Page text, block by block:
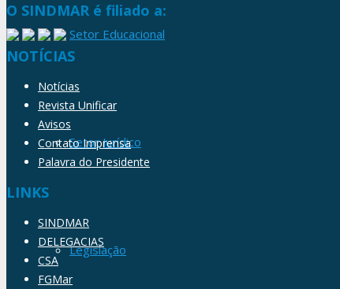
Setor Educacional
Setor Jurídico
Legislação
O SINDMAR é filiado a:
NOTÍCIAS
Notícias
Revista Unificar
Avisos
Contato Imprensa
Palavra do Presidente
LINKS
SINDMAR
DELEGACIAS
CSA
FGMar